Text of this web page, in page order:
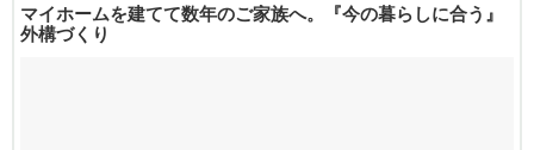
マイホームを建てて数年のご家族へ。『今の暮らしに合う』
外構づくり